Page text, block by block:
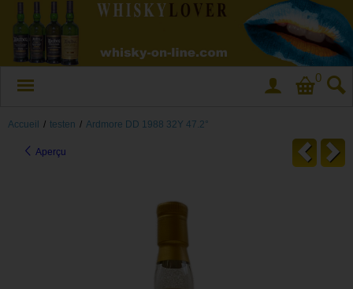
0
Accueil / testen / Ardmore DD 1988 32Y 47.2°
Aperçu